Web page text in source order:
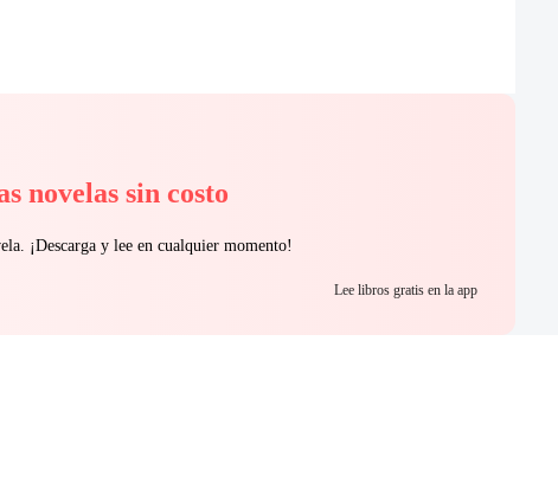
novelas sin costo
¡Descarga y lee en cualquier momento!
Lee libros gratis en la app